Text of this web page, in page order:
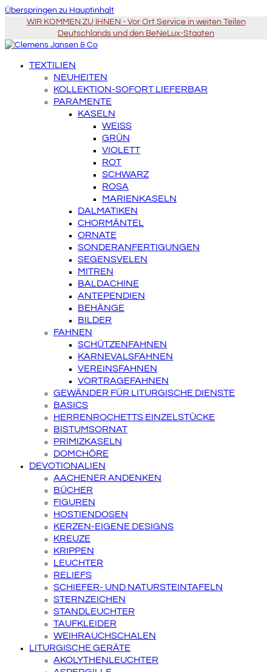
Überspringen zu Hauptinhalt
WIR KOMMEN ZU IHNEN - Vor Ort Service in weiten Teilen
Deutschlands und den BeNeLux-Staaten
TEXTILIEN
NEUHEITEN
KOLLEKTION-SOFORT LIEFERBAR
PARAMENTE
KASELN
WEISS
GRÜN
VIOLETT
ROT
SCHWARZ
ROSA
MARIENKASELN
DALMATIKEN
CHORMÄNTEL
ORNATE
SONDERANFERTIGUNGEN
SEGENSVELEN
MITREN
BALDACHINE
ANTEPENDIEN
BEHÄNGE
BILDER
FAHNEN
SCHÜTZENFAHNEN
KARNEVALSFAHNEN
VEREINSFAHNEN
VORTRAGEFAHNEN
GEWÄNDER FÜR LITURGISCHE DIENSTE
BASICS
HERRENROCHETTS EINZELSTÜCKE
BISTUMSORNAT
PRIMIZKASELN
DOMCHÖRE
DEVOTIONALIEN
AACHENER ANDENKEN
BÜCHER
FIGUREN
HOSTIENDOSEN
KERZEN-EIGENE DESIGNS
KREUZE
KRIPPEN
LEUCHTER
RELIEFS
SCHIEFER- UND NATURSTEINTAFELN
STERNZEICHEN
STANDLEUCHTER
TAUFKLEIDER
WEIHRAUCHSCHALEN
LITURGISCHE GERÄTE
AKOLYTHENLEUCHTER